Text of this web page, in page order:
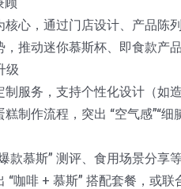
心，通过门店设计、产品陈
推动迷你慕斯杯、即食款产品
级
服务，支持个性化设计（如
制作流程，突出 “空气感”“细
款慕斯” 测评、食用场景分享
咖啡 + 慕斯” 搭配套餐，或